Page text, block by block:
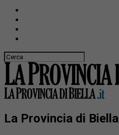
La Provincia di Biella